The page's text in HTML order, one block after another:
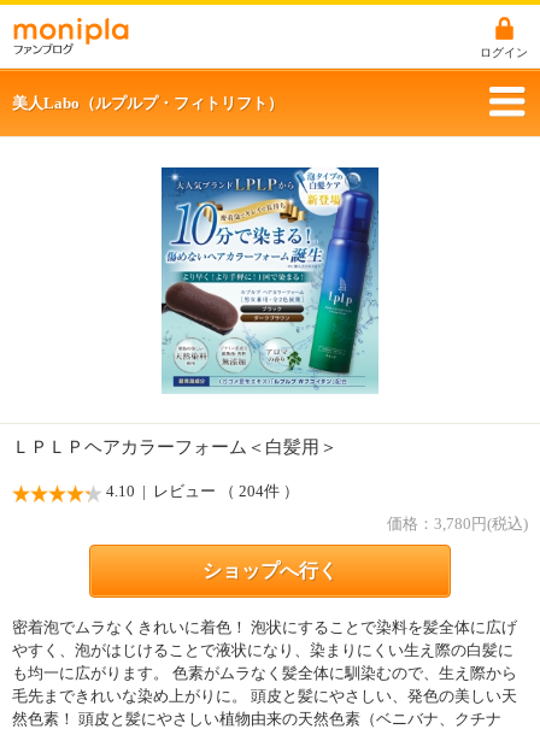
ログイン
美人Labo（ルプルプ・フィトリフト）
ＬＰＬＰヘアカラーフォーム＜白髪用＞
4.10 | レビュー （ 204件 ）
価格： 3,780円(税込)
ショップへ行く
密着泡でムラなくきれいに着色！ 泡状にすることで染料を髪全体に広げ
やすく、泡がはじけることで液状になり、染まりにくい生え際の白髪に
も均一に広がります。 色素がムラなく髪全体に馴染むので、生え際から
毛先まできれいな染め上がりに。 頭皮と髪にやさしい、発色の美しい天
然色素！ 頭皮と髪にやさしい植物由来の天然色素（ベニバナ、クチナ